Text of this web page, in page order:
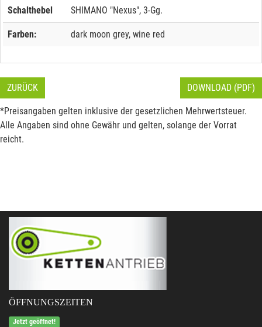
Schalthebel SHIMANO "Nexus", 3-Gg.
Farben: dark moon grey, wine red
ZURÜCK DOWNLOAD (PDF)
*Preisangaben gelten inklusive der gesetzlichen Mehrwertsteuer.
Alle Angaben sind ohne Gewähr und gelten, solange der Vorrat
reicht.
ÖFFNUNGSZEITEN
Jetzt geöffnet!